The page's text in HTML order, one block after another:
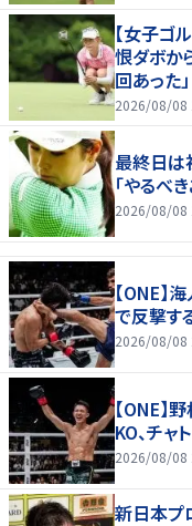
【女子ゴ
恨ダボか
回あった」
2026/08/08
最終日は
「やるべ
2026/08/08
【ONE】
で反撃す
2026/08/08
【ONE】
KO、チャ
2026/08/08
新日本プ